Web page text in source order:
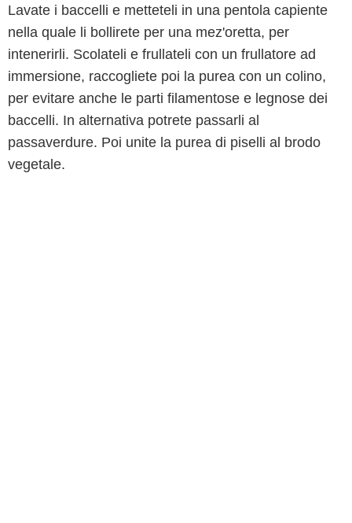
Lavate i baccelli e metteteli in una pentola capiente
nella quale li bollirete per una mez'oretta, per
intenerirli. Scolateli e frullateli con un frullatore ad
immersione, raccogliete poi la purea con un colino,
per evitare anche le parti filamentose e legnose dei
baccelli. In alternativa potrete passarli al
passaverdure. Poi unite la purea di piselli al brodo
vegetale.